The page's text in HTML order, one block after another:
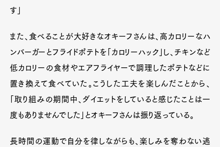
す」
また、食べることが大好きなオキーフさんは、高カロリーなハ
ンバーガーとフライドポテトを「カロリーハック」し、チキンなど
低カロリーの食材やエアフライヤーで調理したポテトなどに
置き換えて食べていた。こうした工夫を楽しんだことから、
「取り組みの期間中、ダイエットをしていると感じたことは一
度もありませんでした」とオキーフさんは振り返っている。
長時間の運動で自分を律しながらも、楽しみを奪わない逃